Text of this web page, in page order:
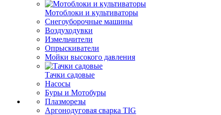
Мотоблоки и культиваторы
Снегоуборочные машины
Воздуходувки
Измельчители
Опрыскиватели
Мойки высокого давления
Тачки садовые
Насосы
Буры и Мотобуры
Плазморезы
Аргонодуговая сварка TIG